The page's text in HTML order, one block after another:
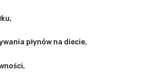
płynów na diecie,